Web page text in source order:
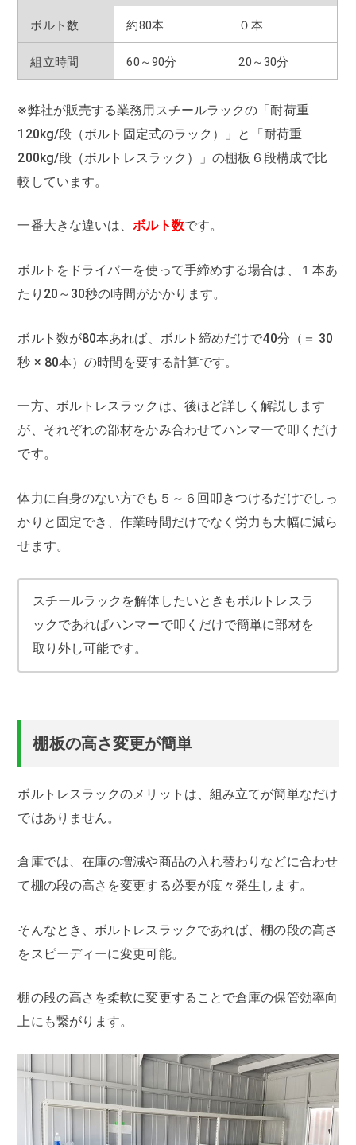
ボルト数 約80本 ０本
組立時間 60～90分 20～30分
※弊社が販売する業務用スチールラックの「耐荷重
120kg/段（ボルト固定式のラック）」と「耐荷重
200kg/段（ボルトレスラック）」の棚板６段構成で比
較しています。
一番大きな違いは、ボルト数です。
ボルトをドライバーを使って手締めする場合は、１本あ
たり20～30秒の時間がかかります。
ボルト数が80本あれば、ボルト締めだけで40分（＝ 30
秒 × 80本）の時間を要する計算です。
一方、ボルトレスラックは、後ほど詳しく解説します
が、それぞれの部材をかみ合わせてハンマーで叩くだけ
です。
体力に自身のない方でも５～６回叩きつけるだけでしっ
かりと固定でき、作業時間だけでなく労力も大幅に減ら
せます。
スチールラックを解体したいときもボルトレスラ
ックであればハンマーで叩くだけで簡単に部材を
取り外し可能です。
棚板の高さ変更が簡単
ボルトレスラックのメリットは、組み立てが簡単なだけ
ではありません。
倉庫では、在庫の増減や商品の入れ替わりなどに合わせ
て棚の段の高さを変更する必要が度々発生します。
そんなとき、ボルトレスラックであれば、棚の段の高さ
をスピーディーに変更可能。
棚の段の高さを柔軟に変更することで倉庫の保管効率向
上にも繋がります。